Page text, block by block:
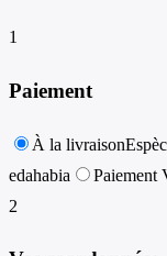
1
Paiement
À la livraison
edahabia
2